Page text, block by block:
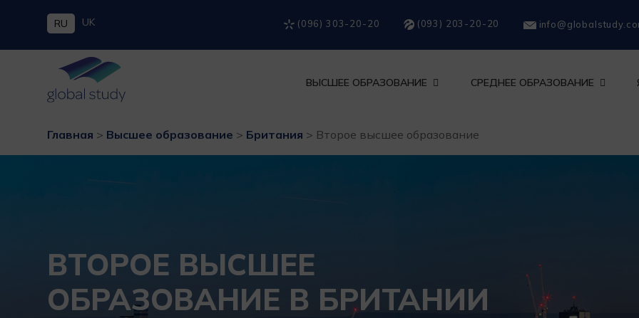
RU UK (096) 303-20-20 (093) 203-20-20
ВЫСШЕЕ ОБРАЗОВАНИЕ СРЕДНЕЕ ОБРАЗОВАНИЕ
Главная > Высшее образование > Британия > Второе высшее образование
ВТОРОЕ ВЫСШЕЕ
ОБРАЗОВАНИЕ В БРИТАНИИ